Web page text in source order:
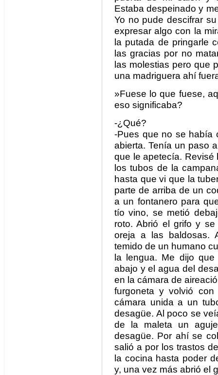
Estaba despeinado y
Yo no pude descifrar
expresar algo con la
la putada de pringarle
las gracias por no
las molestias pero que
una madriguera ahí
»Fuese lo que fuese,
eso significaba?
-¿Qué?
-Pues que no se había
abierta. Tenía un paso
que le apetecía. Revisé
los tubos de la
hasta que vi que la
parte de arriba de un
a un fontanero para
tío vino, se metió
roto. Abrió el grifo y
oreja a las baldosas.
temido de un humano
la lengua. Me dijo
abajo y el agua del
en la cámara de
furgoneta y volvió
cámara unida a un
desagüe. Al poco se
de la maleta un
desagüe. Por ahí se
salió a por los trastos
la cocina hasta poder
y, una vez más abrió el